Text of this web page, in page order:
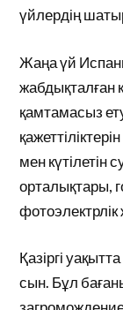
үйлердің
Жаңа үй
жабдықталған
қамтамасыз
мен күтілетін
орталықтары,
Қазіргі
сын. Бұл